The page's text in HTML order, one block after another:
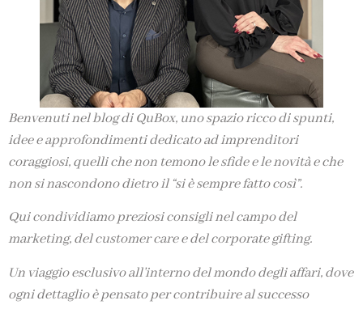
Benvenuti nel blog di QuBox, uno spazio ricco di spunti,
idee e approfondimenti dedicato ad imprenditori
coraggiosi, quelli che non temono le sfide e le novità e che
non si nascondono dietro il “si è sempre fatto così”.
Qui condividiamo preziosi consigli nel campo del
marketing, del customer care e del corporate gifting.
Un viaggio esclusivo all’interno del mondo degli affari, dove
ogni dettaglio è pensato per contribuire al successo